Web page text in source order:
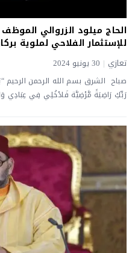
الحاج ميلود الزروالي
للإستثمار الفلاحي لملوية
تعازي 30 يونيو 2024
صباح الشرق بسم الله الرحمن الرحيم
رَبِّكِ رَاضِيَةً مَّرْضِيَّة فَادْخُلِي فِي عِبَادِي